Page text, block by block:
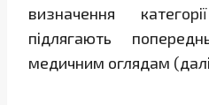
визначення
підлягають
медичним оглядам